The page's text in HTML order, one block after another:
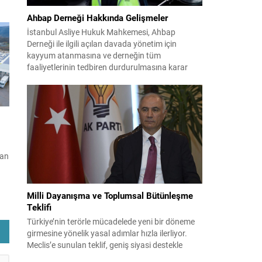
Ahbap Derneği Hakkında Gelişmeler
İstanbul Asliye Hukuk Mahkemesi, Ahbap
Derneği ile ilgili açılan davada yönetim için
kayyum atanmasına ve derneğin tüm
faaliyetlerinin tedbiren durdurulmasına karar
kararı verilmiş olup son adım doğrudan yönetime
ilişkin bir tedbir niteliği taşıyor. İstanbul Emniyet
Müdürlüğü Mali Suçlarla Mücadele Şube
Müdürlüğü ve İstanbul...
Milli Dayanışma ve Toplumsal Bütünleşme
Teklifi
Türkiye’nin terörle mücadelede yeni bir döneme
girmesine yönelik yasal adımlar hızla ilerliyor.
Meclis’e sunulan teklif, geniş siyasi destekle